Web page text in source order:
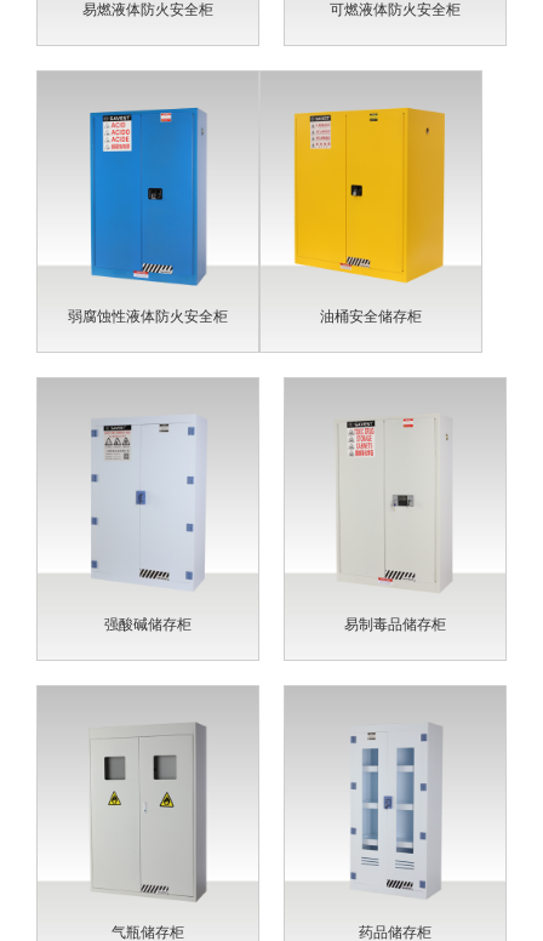
易燃液体防火安全柜 可燃液体防火安全柜
弱腐蚀性液体防火安全柜 油桶安全储存柜
强酸碱储存柜 易制毒品储存柜
气瓶储存柜 药品储存柜